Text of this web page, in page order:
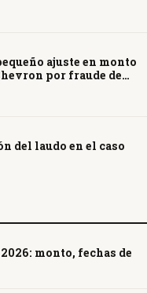
ajuste en monto
por fraude de
del laudo en el caso
monto, fechas de